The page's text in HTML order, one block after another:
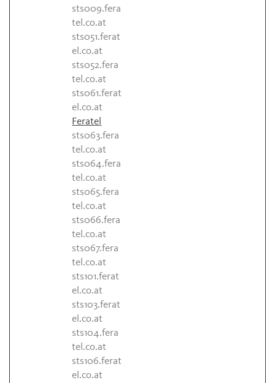
sts009.fera
tel.co.at
sts051.ferat
el.co.at
sts052.fera
tel.co.at
sts061.ferat
el.co.at
Feratel
sts063.fera
tel.co.at
sts064.fera
tel.co.at
sts065.fera
tel.co.at
sts066.fera
tel.co.at
sts067.fera
tel.co.at
sts101.ferat
el.co.at
sts103.ferat
el.co.at
sts104.fera
tel.co.at
sts106.ferat
el.co.at